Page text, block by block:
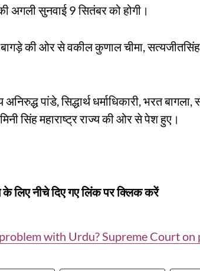
अगली सुनवाई 9 सितंबर को होगी।
बागड़े की ओर से वकील कुणाल चीमा,
पांडे, सिद्धार्थ धर्माधिकारी, भरत
सिंह महाराष्ट्र राज्य की ओर से पेश हुए।
लिए नीचे दिए गए लिंक पर क्लिक करें
with Urdu? Supreme Court on